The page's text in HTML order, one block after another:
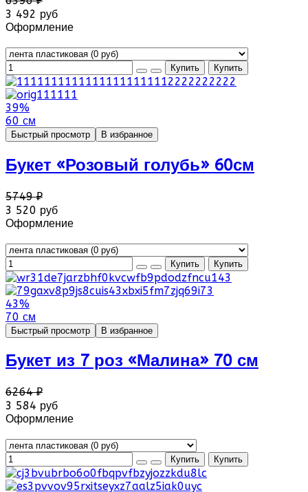
3 492 руб
Оформление
39%
60 см
Быстрый просмотр В избранное
Букет «Розовый голубь» 60см
5749 ₽
3 520 руб
Оформление
43%
70 см
Быстрый просмотр В избранное
Букет из 7 роз «Малина» 70 см
6264 ₽
3 584 руб
Оформление